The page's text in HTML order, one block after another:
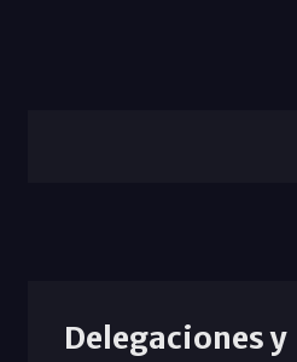
Delegaciones y